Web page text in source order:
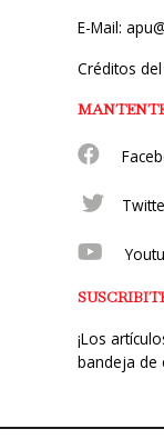
E-Mail:
Créditos
¡Los
bandeja de